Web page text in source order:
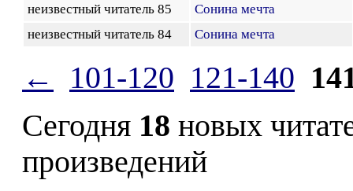
неизвестный читатель 85
Сонина мечта
неизвестный читатель 84
Сонина мечта
← 101-120 121-140
Сегодня 18 новых
произведений